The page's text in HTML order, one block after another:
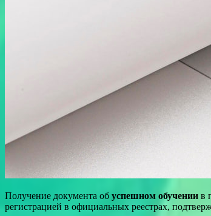
Получение документа об успешном обучении в
регистрацией в официальных реестрах,